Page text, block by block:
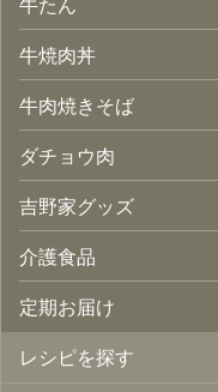
牛焼肉丼
牛肉焼きそば
ダチョウ肉
吉野家グッズ
介護食品
定期お届け
レシピを探す